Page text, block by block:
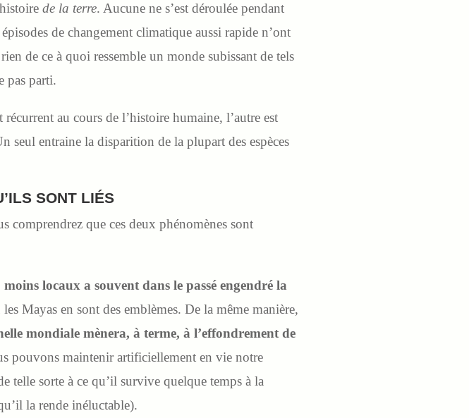
de la terre. Aucune ne s’est déroulée pendant
de changement climatique aussi rapide n’ont
de ce à quoi ressemble un monde subissant de tels
pas parti.
au cours de l’histoire humaine, l’autre est
seul entraine la disparition de la plupart des espèces
SONT LIÉS
comprendrez que ces deux phénomènes sont
locaux a souvent dans le passé engendré la
Mayas en sont des emblèmes. De la même manière,
mondiale mènera, à terme, à l’effondrement de
pouvons maintenir artificiellement en vie notre
telle sorte à ce qu’il survive quelque temps à la
la rende inéluctable).